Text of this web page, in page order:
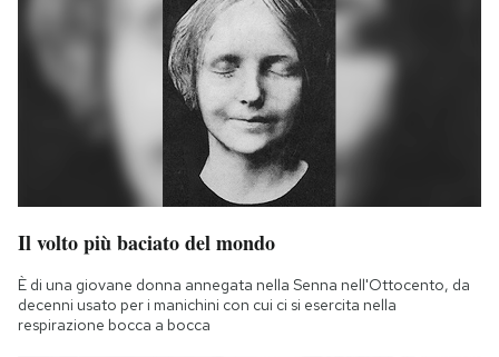
Il volto più baciato del mondo
È di una giovane donna annegata nella Senna nell'Ottocento, da
decenni usato per i manichini con cui ci si esercita nella
respirazione bocca a bocca